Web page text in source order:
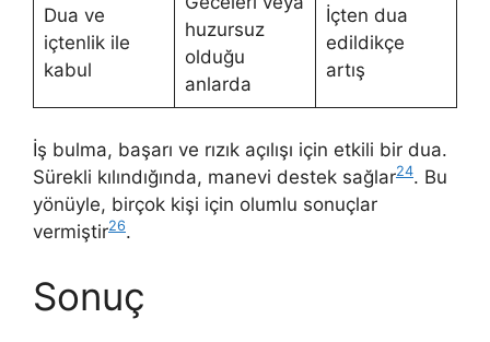
Dua ve
içtenlik ile
kabul
huzursuz
olduğu
anlarda
İçten dua
edildikçe
artış
İş bulma, başarı ve rızık açılışı için etkili bir dua.
Sürekli kılındığında, manevi destek sağlar24. Bu
yönüyle, birçok kişi için olumlu sonuçlar
vermiştir26.
Sonuç